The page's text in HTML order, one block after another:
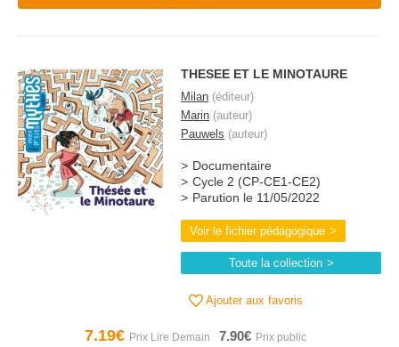
THESEE ET LE MINOTAURE
Milan (éditeur)
Marin (auteur)
Pauwels (auteur)
Documentaire
Cycle 2 (CP-CE1-CE2)
Parution le 11/05/2022
Voir le fichier pédagogique
Toute la collection
Ajouter aux favoris
7.19€ 7.90€